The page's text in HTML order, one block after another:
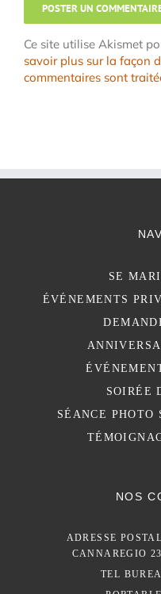
Ce site utilise Akismet
savoir plus sur la façon
commentaires sont
SE
ÉVÉNEMENTS
SOIRÉE
SÉANCE PHOTO
NOS
ADRESSE
CANNAREGIO
TEL